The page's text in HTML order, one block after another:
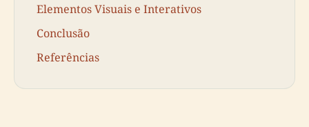
Elementos Visuais e Interativos
Conclusão
Referências